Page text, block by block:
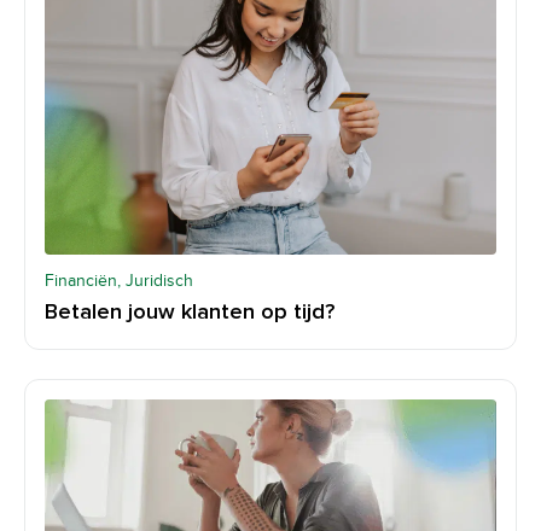
Financiën, Juridisch
Betalen jouw klanten op tijd?